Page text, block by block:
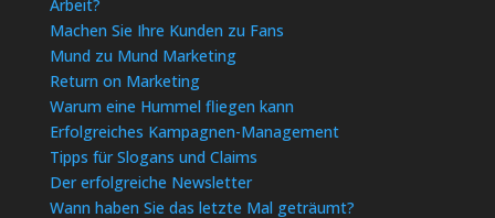
Arbeit?
Machen Sie Ihre Kunden zu Fans
Mund zu Mund Marketing
Return on Marketing
Warum eine Hummel fliegen kann
Erfolgreiches Kampagnen-Management
Tipps für Slogans und Claims
Der erfolgreiche Newsletter
Wann haben Sie das letzte Mal geträumt?